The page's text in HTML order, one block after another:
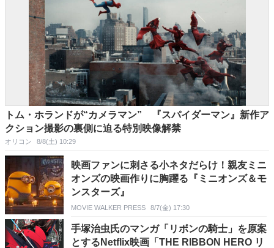
トム・ホランドが“カメラマン” 『スパイダーマン』新作ア
クション撮影の裏側に迫る特別映像解禁
オリコン 8/8(土) 10:29
映画ファンに刺さる小ネタだらけ！親友ミニ
オンズの映画作りに胸躍る『ミニオンズ＆モ
ンスターズ』
MOVIE WALKER PRESS 8/7(金) 17:30
手塚治虫氏のマンガ「リボンの騎士」を原案
とするNetflix映画「THE RIBBON HERO リ